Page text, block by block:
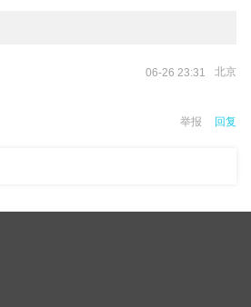
06-26 23:31 北京
举报 回复